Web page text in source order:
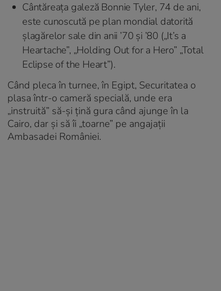
Cântăreața galeză Bonnie Tyler, 74 de ani,
este cunoscută pe plan mondial datorită
șlagărelor sale din anii ’70 și ’80 („It’s a
Heartache”, „Holding Out for a Hero” „Total
Eclipse of the Heart”).
Când pleca în turnee, în Egipt, Securitatea o
plasa într-o cameră specială, unde era
„instruită” să-și țină gura când ajunge în la
Cairo, dar și să îi „toarne” pe angajații
Ambasadei României.